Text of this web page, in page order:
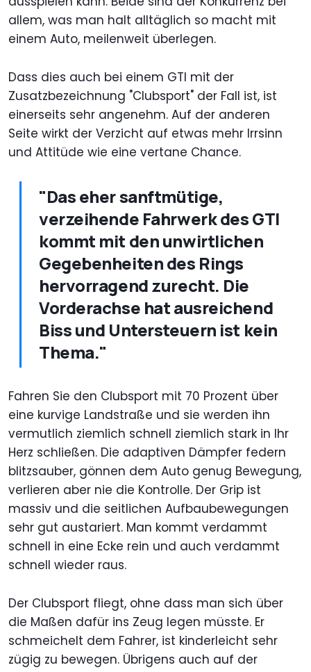
allem, was man halt alltäglich so macht mit
einem Auto, meilenweit überlegen.
Dass dies auch bei einem GTI mit der
Zusatzbezeichnung "Clubsport" der Fall ist, ist
einerseits sehr angenehm. Auf der anderen
Seite wirkt der Verzicht auf etwas mehr Irrsinn
und Attitüde wie eine vertane Chance.
"Das eher sanftmütige,
verzeihende Fahrwerk des GTI
kommt mit den unwirtlichen
Gegebenheiten des Rings
hervorragend zurecht. Die
Vorderachse hat ausreichend
Biss und Untersteuern ist kein
Thema."
Fahren Sie den Clubsport mit 70 Prozent über
eine kurvige Landstraße und sie werden ihn
vermutlich ziemlich schnell ziemlich stark in Ihr
Herz schließen. Die adaptiven Dämpfer federn
blitzsauber, gönnen dem Auto genug Bewegung,
verlieren aber nie die Kontrolle. Der Grip ist
massiv und die seitlichen Aufbaubewegungen
sehr gut austariert. Man kommt verdammt
schnell in eine Ecke rein und auch verdammt
schnell wieder raus.
Der Clubsport fliegt, ohne dass man sich über
die Maßen dafür ins Zeug legen müsste. Er
schmeichelt dem Fahrer, ist kinderleicht sehr
zügig zu bewegen. Übrigens auch auf der